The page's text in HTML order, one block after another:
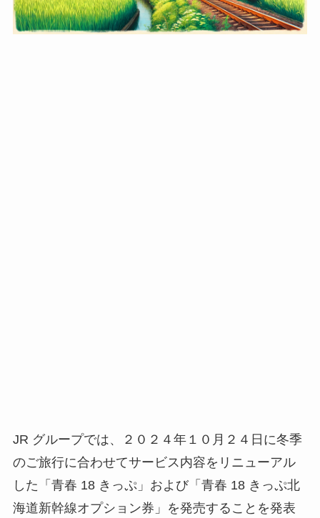
JR グループでは、２０２４年１０月２４日に冬季
のご旅行に合わせてサービス内容をリニューアル
した「青春 18 きっぷ」および「青春 18 きっぷ北
海道新幹線オプション券」を発売することを発表